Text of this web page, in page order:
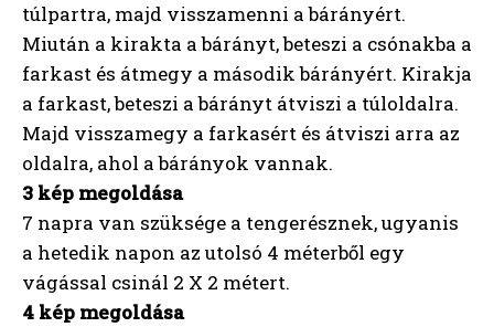
túlpartra, majd visszamenni a bárányért.
Miután a kirakta a bárányt, beteszi a csónakba a
farkast és átmegy a második bárányért. Kirakja
a farkast, beteszi a bárányt átviszi a túloldalra.
Majd visszamegy a farkasért és átviszi arra az
oldalra, ahol a bárányok vannak.
3 kép megoldása
7 napra van szüksége a tengerésznek, ugyanis
a hetedik napon az utolsó 4 méterből egy
vágással csinál 2 X 2 métert.
4 kép megoldása